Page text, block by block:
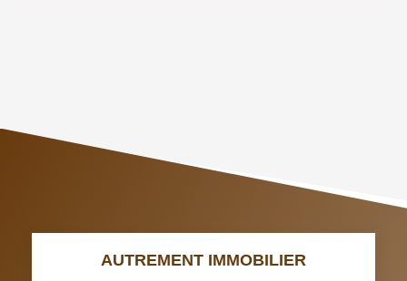
TAUX DE PROPRIÉTAIRES
PART DES MÉNAGES SANS
AUTREMENT IMMOBILIER